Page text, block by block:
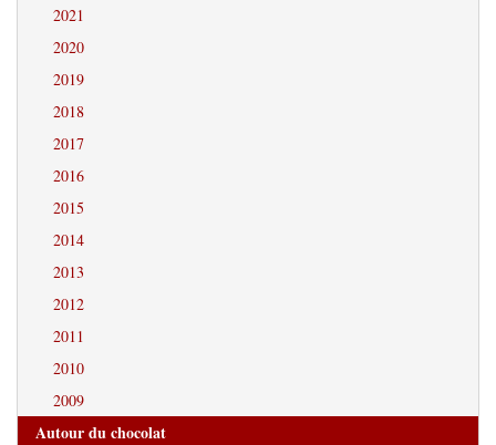
2021
2020
2019
2018
2017
2016
2015
2014
2013
2012
2011
2010
2009
Autour du chocolat